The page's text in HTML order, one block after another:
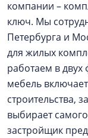
компании –
ключ. Мы
Петербурга и
для жилых
работаем в двух
мебель
строительства,
выбирает
застройщик